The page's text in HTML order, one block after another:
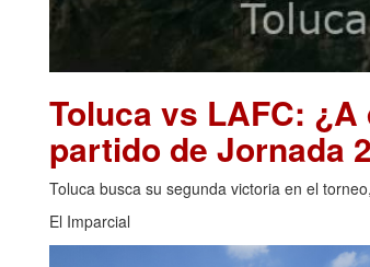
Toluca vs LAFC:
partido de Jornada
Toluca busca su segunda victoria en el
El Imparcial